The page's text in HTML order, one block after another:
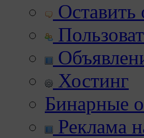
Оставить
Хостинг
Бинарные
Реклама